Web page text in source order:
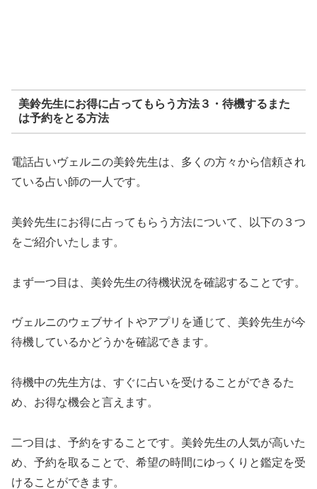
美鈴先生にお得に占ってもらう方法３・待機するまた
は予約をとる方法
電話占いヴェルニの美鈴先生は、多くの方々から信頼され
ている占い師の一人です。
美鈴先生にお得に占ってもらう方法について、以下の３つ
をご紹介いたします。
まず一つ目は、美鈴先生の待機状況を確認することです。
ヴェルニのウェブサイトやアプリを通じて、美鈴先生が今
待機しているかどうかを確認できます。
待機中の先生方は、すぐに占いを受けることができるた
め、お得な機会と言えます。
二つ目は、予約をすることです。美鈴先生の人気が高いた
め、予約を取ることで、希望の時間にゆっくりと鑑定を受
けることができます。